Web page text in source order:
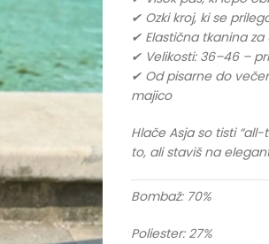
✔ Ozki kroj, ki se
✔ Elastična tkanina
✔ Velikosti: 36–46 –
✔ Od pisarne do
majico
Hlače Asja so tisti
to, ali staviš na
Bombaž: 70%
Poliester: 27%